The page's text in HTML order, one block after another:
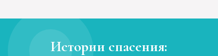
Истории спасения: